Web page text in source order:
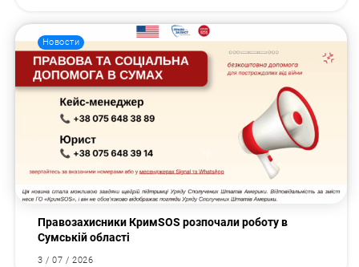
Новости
Правозахисники КримSOS розпочали роботу в
Сумській області
3 / 07 / 2026